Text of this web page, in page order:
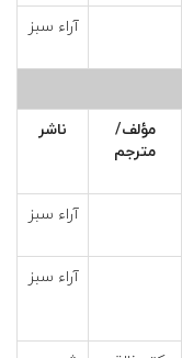
آراء سبز
مؤلف/
مترجم
ناشر
آراء سبز
آراء سبز